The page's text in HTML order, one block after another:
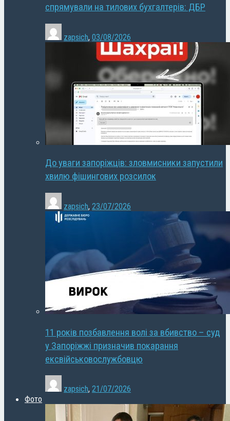
спрямували на тилових бухгалтерів: ДБР
zapsich, 03/08/2026
До уваги запоріжців: зловмисники запустили
хвилю фішингових розсилок
zapsich, 23/07/2026
11 років позбавлення волі за вбивство – суд
у Запоріжжі призначив покарання
ексвійськовослужбовцю
zapsich, 21/07/2026
Фото